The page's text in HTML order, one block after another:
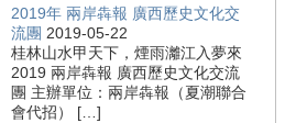
2019年 兩岸犇報 廣西歷史文化交
流團 2019-05-22
桂林山水甲天下，煙雨灕江入夢來
2019 兩岸犇報 廣西歷史文化交流
團 主辦單位：兩岸犇報（夏潮聯合
會代招） […]